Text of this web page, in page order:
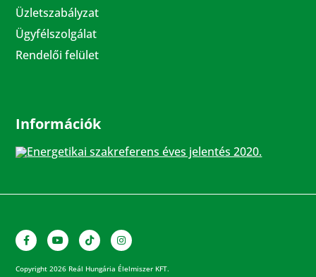
Üzletszabályzat
Ügyfélszolgálat
Rendelői felület
Információk
Energetikai szakreferens éves jelentés 2020.
Copyright 2026 Reál Hungária Élelmiszer KFT.